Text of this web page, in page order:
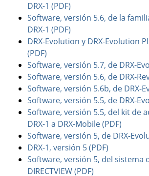
DRX-1 (PDF)
Software, versión 5.6, de la
DRX-1 (PDF)
DRX-Evolution y DRX-Evolution
(PDF)
Software, versión 5.7, de DRX-
Software, versión 5.6, de DRX-
Software, versión 5.6b, de DRX-
Software, versión 5.5, de DRX-
Software, versión 5.5, del kit de
DRX-1 a DRX-Mobile (PDF)
Software, versión 5, de DRX-
DRX-1, versión 5 (PDF)
Software, versión 5, del sistema
DIRECTVIEW (PDF)